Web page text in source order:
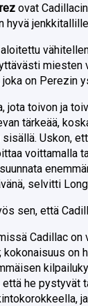
ovat
hyvä
joka on Perezin
jota toivon ja
tärkeää,
sisällä. Uskon,
voittamalla
selvitti
sen, että
Cadillac
on
että he pystyvät